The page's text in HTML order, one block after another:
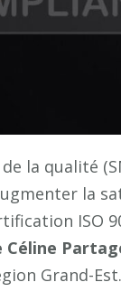
la qualité
la
ISO
Grand-Est.